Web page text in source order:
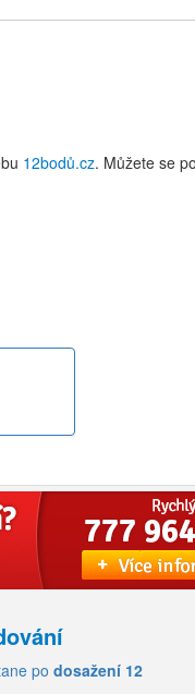
12bodů.cz. Můžete se
po dosažení 12